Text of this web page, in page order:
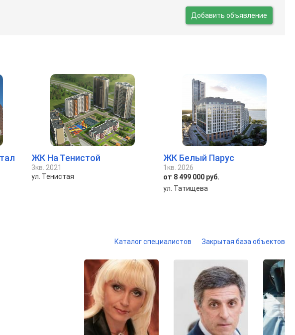
Добавить объявление
ЖК На Тенистой
3кв. 2021
ул. Тенистая
ЖК Белый Парус
1кв. 2026
от 8 499 000 руб.
ул. Татищева
Каталог специалистов Закрытая база объектов